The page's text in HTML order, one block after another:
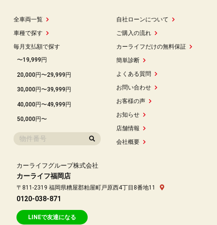
全車両一覧
車種で探す
毎月支払額で探す
〜19,999円
20,000円〜29,999円
30,000円〜39,999円
40,000円〜49,999円
50,000円〜
自社ローンについて
ご購入の流れ
カーライフだけの無料保証
簡単診断
よくある質問
お問い合わせ
お客様の声
お知らせ
店舗情報
会社概要
カーライフグループ株式会社
カーライフ福岡店
〒811-2319 福岡県糟屋郡粕屋町戸原西4丁目8番地11
0120-038-871
LINEで友達になる